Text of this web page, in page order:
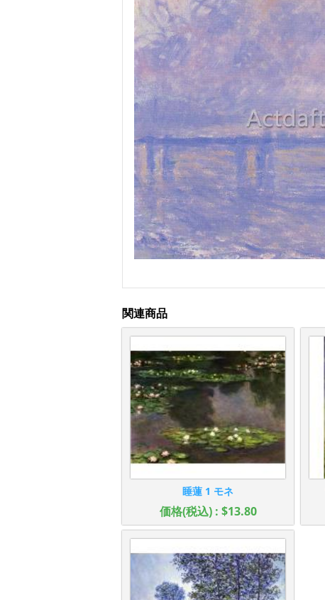
関連商品
睡蓮 1 モネ
価格(税込) : $13.80